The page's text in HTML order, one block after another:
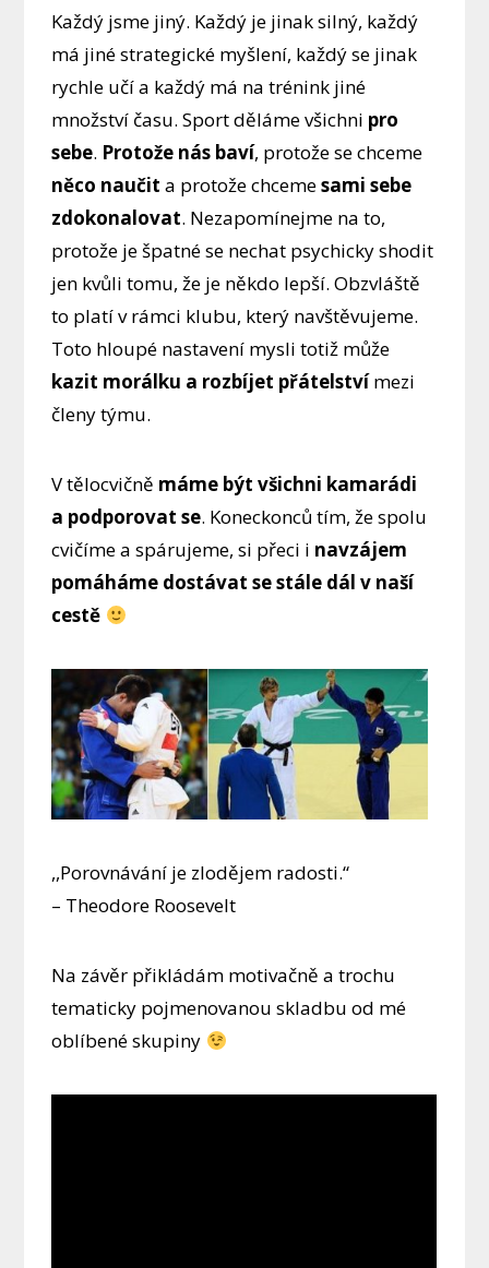
Každý jsme jiný. Každý je jinak silný, každý
má jiné strategické myšlení, každý se jinak
rychle učí a každý má na trénink jiné
množství času. Sport děláme všichni pro
sebe. Protože nás baví, protože se chceme
něco naučit a protože chcemesami sebe
zdokonalovat. Nezapomínejme na to,
protože je špatné se nechat psychicky shodit
jen kvůli tomu, že je někdo lepší. Obzvláště
to platí v rámci klubu, který navštěvujeme.
Toto hloupé nastavení mysli totiž může
kazit morálku a rozbíjet přátelstvímezi
členy týmu.
V tělocvičně máme být všichni kamarádi
a podporovat se. Koneckonců tím, že spolu
cvičíme a spárujeme, si přeci i navzájem
pomáháme dostávat se stále dál v naší
cestě
,,Porovnávání je zlodějem radosti.“
– Theodore Roosevelt
Na závěr přikládám motivačně a trochu
tematicky pojmenovanou skladbu od mé
oblíbené skupiny